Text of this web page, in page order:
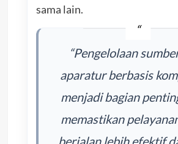
sama lain.
“Pengelolaan
aparatur berbasis
menjadi bagian
memastikan
berjalan lebih efektif